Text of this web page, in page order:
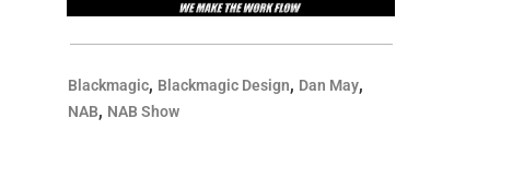
Blackmagic, Blackmagic Design, Dan May,
NAB, NAB Show